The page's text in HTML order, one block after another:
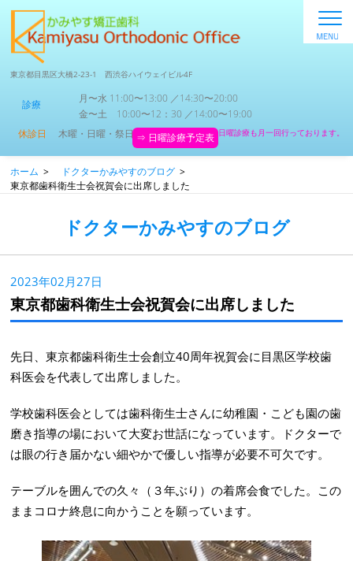
東京都目黒区大橋2-23-1 西渋谷ハイウェイビル4F
診療
月〜水 11:00〜13:00 ／14:30〜20:00
金〜土 10:00〜12：30 ／14:00〜19:00
休診日
木曜・日曜・祭日 ⇒ 日曜診療予定表 日曜診療も月一回行っております。
ホーム > ドクターかみやすのブログ >
東京都歯科衛生士会祝賀会に出席しました
ドクターかみやすのブログ
2023年02月27日
東京都歯科衛生士会祝賀会に出席しました
先日、東京都歯科衛生士会創立40周年祝賀会に目黒区学校歯
科医会を代表して出席しました。
学校歯科医会としては歯科衛生士さんに幼稚園・こども園の歯
磨き指導の場において大変お世話になっています。ドクターで
は眼の行き届かない細やかで優しい指導が必要不可欠です。
テーブルを囲んでの久々（３年ぶり）の着席会食でした。この
ままコロナ終息に向かうことを願っています。